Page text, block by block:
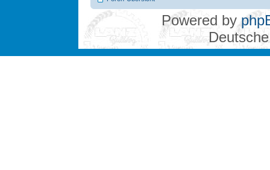
Powered by